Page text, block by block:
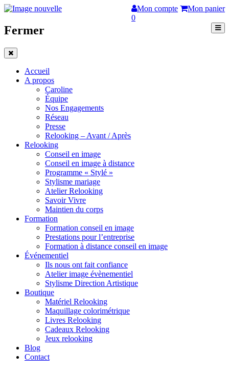
Mon compte
Mon panier
0
Fermer
Accueil
A propos
Caroline
Équipe
Nos Engagements
Réseau
Presse
Relooking – Avant / Après
Relooking
Conseil en image
Conseil en image à distance
Programme « Stylé »
Stylisme mariage
Atelier Relooking
Savoir Vivre
Maintien du corps
Formation
Formation conseil en image
Prestations pour l’entreprise
Formation à distance conseil en image
Événementiel
Ils nous ont fait confiance
Atelier image évènementiel
Stylisme Direction Artistique
Boutique
Matériel Relooking
Maquillage colorimétrique
Livres Relooking
Cadeaux Relooking
Jeux relooking
Blog
Contact